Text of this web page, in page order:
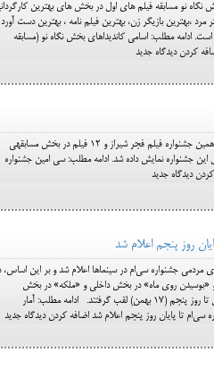
نگاه نو مسابقه فیلم های اول در بخش های بهترین
مرد ،بهترین بازیگر زن، بهترین فیلم نامه ، بهترین دست آورد
ادامه مطلب: اسامی کاندیداهای بخش نگاه نو (مسابقه
کردن دیدگاه جدید
بیست و چهار فیلم در یازدهمین جشنواره فیلم فجر شیراز و 12 فیلم در بخش مسابقه‎ی
در 6 روز اول این جشنواره نمایش داده شد. ادامه مطلب: سی امین جشنواره
دیدگاه جدید
روز پنجم اعلام شد
مردمی جشنواره سی‌ام در سینماها اعلام شد و بر این اساس،
«بوسیدن روی ماه» در بخش داخلی و «ملکه» در بخش
بین‌المللی صدرنشین جدول تا روز پنجم (17 بهمن) لقب گرفتند. ادامه مطلب: آمار
سی‌ام تا پایان روز پنجم اعلام شد اضافه کردن دیدگاه جدید